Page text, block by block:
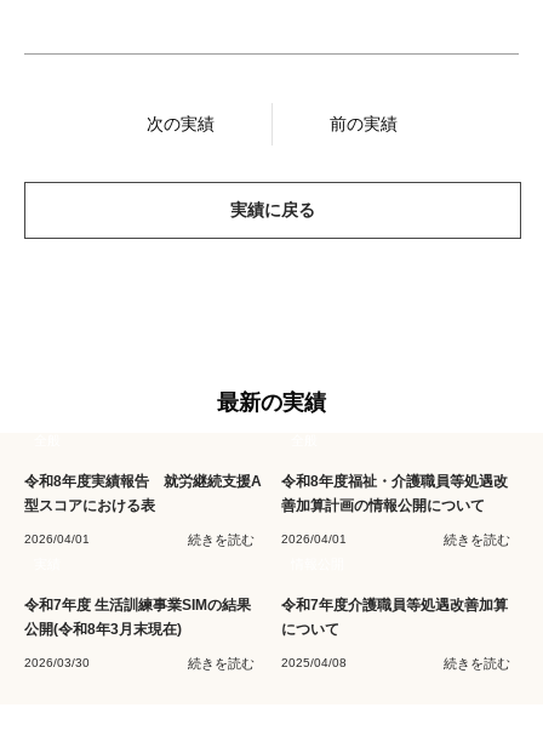
次の実績 前の実績
実績に戻る
最新の実績
令和8年度実績報告 就労継続支援A
型スコアにおける表
2026/04/01 続きを読む
令和8年度福祉・介護職員等処遇改
善加算計画の情報公開について
2026/04/01
続きを読む
令和7年度 生活訓練事業SIMの結果
公開(令和8年3月末現在)
2026/03/30 続きを読む
令和7年度介護職員等処遇改善加算
について
2025/04/08 続きを読む